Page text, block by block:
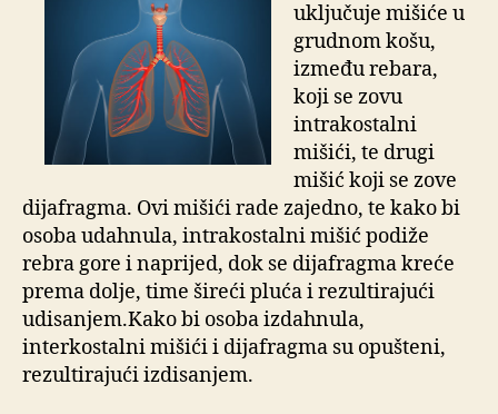
uključuje mišiće u
grudnom košu,
između rebara,
koji se zovu
intrakostalni
mišići, te drugi
mišić koji se zove
dijafragma. Ovi mišići rade zajedno, te kako bi
osoba udahnula, intrakostalni mišić podiže
rebra gore i naprijed, dok se dijafragma kreće
prema dolje, time šireći pluća i rezultirajući
udisanjem.Kako bi osoba izdahnula,
interkostalni mišići i dijafragma su opušteni,
rezultirajući izdisanjem.